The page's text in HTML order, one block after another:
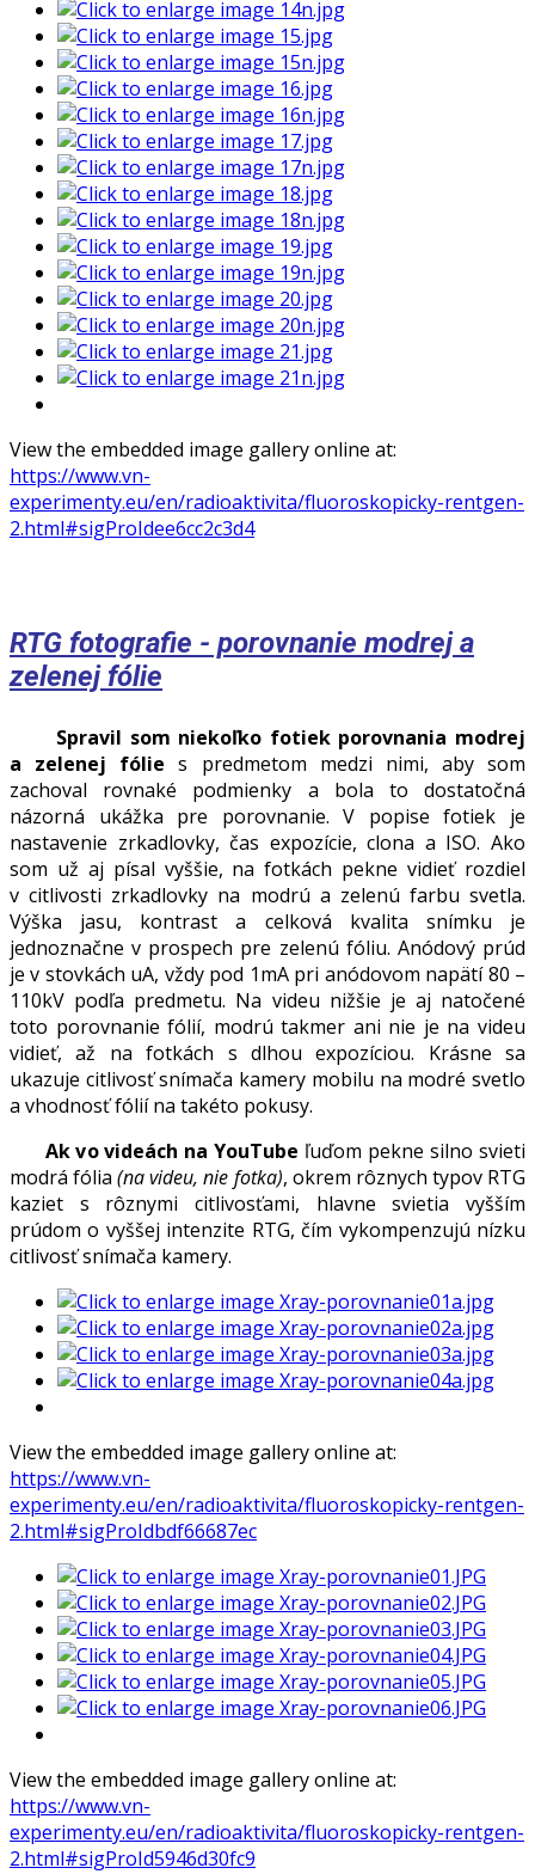
View the embedded image gallery online at:
https://www.vn-
experimenty.eu/en/radioaktivita/fluoroskopicky-rentgen-
2.html#sigProIdee6cc2c3d4
RTG fotografie - porovnanie modrej a
zelenej fólie
Spravil som niekoľko fotiek porovnania modrej
a zelenej fólie s predmetom medzi nimi, aby som
zachoval rovnaké podmienky a bola to dostatočná
názorná ukážka pre porovnanie. V popise fotiek je
nastavenie zrkadlovky, čas expozície, clona a ISO. Ako
som už aj písal vyššie, na fotkách pekne vidieť rozdiel
v citlivosti zrkadlovky na modrú a zelenú farbu svetla.
Výška jasu, kontrast a celková kvalita snímku je
jednoznačne v prospech pre zelenú fóliu. Anódový prúd
je v stovkách uA, vždy pod 1mA pri anódovom napätí 80 –
110kV podľa predmetu. Na videu nižšie je aj natočené
toto porovnanie fólií, modrú takmer ani nie je na videu
vidieť, až na fotkách s dlhou expozíciou. Krásne sa
ukazuje citlivosť snímača kamery mobilu na modré svetlo
a vhodnosť fólií na takéto pokusy.
Ak vo videách na YouTube ľuďom pekne silno svieti
modrá fólia(na videu, nie fotka), okrem rôznych typov RTG
kaziet s rôznymi citlivosťami, hlavne svietia vyšším
prúdom o vyššej intenzite RTG, čím vykompenzujú nízku
citlivosť snímača kamery.
View the embedded image gallery online at:
https://www.vn-
experimenty.eu/en/radioaktivita/fluoroskopicky-rentgen-
2.html#sigProIdbdf66687ec
View the embedded image gallery online at:
https://www.vn-
experimenty.eu/en/radioaktivita/fluoroskopicky-rentgen-
2.html#sigProId5946d30fc9